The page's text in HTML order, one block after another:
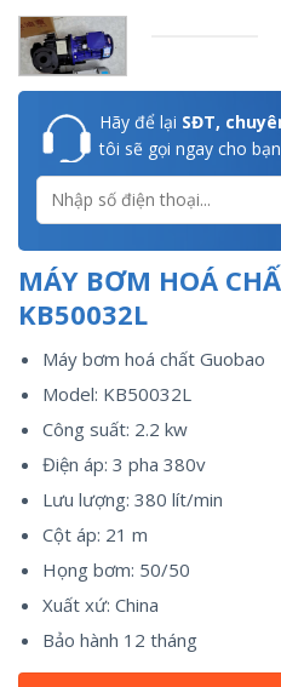
Hãy để lại SĐT,
tôi sẽ gọi ngay cho bạn
MÁY BƠM HOÁ
KB50032L
Máy bơm hoá chất Guobao
Model: KB50032L
Công suất: 2.2 kw
Điện áp: 3 pha 380v
Lưu lượng: 380 lít/min
Cột áp: 21 m
Họng bơm: 50/50
Xuất xứ: China
Bảo hành 12 tháng